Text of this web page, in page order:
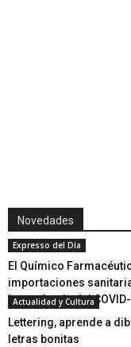
Novedades
Expresso del Día
El Químico
importaciones
la pandemia del
Actualidad y Cultura
Lettering, aprende a
letras bonitas